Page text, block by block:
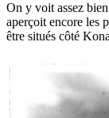
On y voit assez
aperçoit encore les
être situés côté